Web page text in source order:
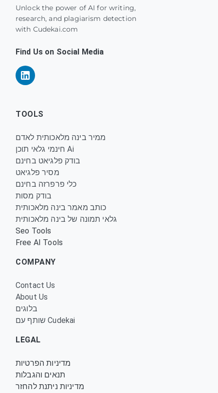
Unlock the power of AI for writing,
research, and plagiarism detection
with Cudekai.com
Find Us on Social Media
TOOLS
ממיר בינה מלאכותית לאדם
חינמי גלאי תוכן Ai
בודק פלגיאט בחינם
מסיר פלגיאט
כלי פרפרזה בחינם
בודק מסות
כותב מאמר בינה מלאכותית
גלאי תמונה של בינה מלאכותית
Seo Tools
Free AI Tools
COMPANY
Contact Us
About Us
בלוגים
שותף עם Cudekai
LEGAL
מדיניות הפרטיות
תנאים והגבלות
מדיניות ניתנת להחזר